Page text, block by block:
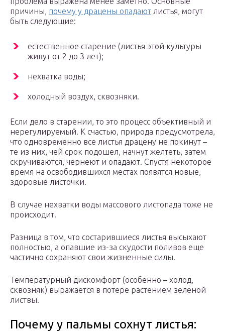
причины, почему у драцены опадают листья, могут
быть следующие:
естественное старение (листья этой культуры
живут от 2 до 3 лет);
нехватка воды;
холодный воздух, сквозняки.
Если дело в старении, то это процесс объективный и
нерегулируемый. К счастью, природа предусмотрела,
что одновременно все листья драцену не покинут –
те из них, чей срок подошел, начнут желтеть, затем
скручиваются, чернеют и опадают. Спустя некоторое
время на освободившихся местах появятся новые,
здоровые листочки.
В случае нехватки воды массового листопада тоже не
происходит.
Разница в том, что состарившиеся листья высыхают
полностью, а опавшие из-за скудости поливов еще
частично сохраняют свои жизненные силы.
Температурный дискомфорт (особенно – холод,
сквозняк) выражается в потере растением зеленой
листвы.
Почему у пальмы сохнут листья: